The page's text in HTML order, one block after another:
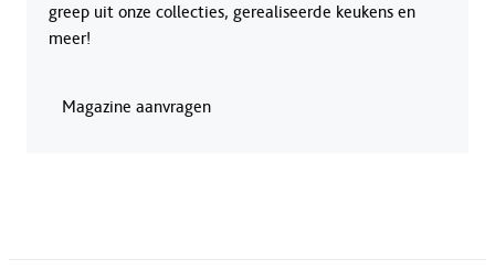
greep uit onze collecties, gerealiseerde keukens en
meer!
Magazine aanvragen